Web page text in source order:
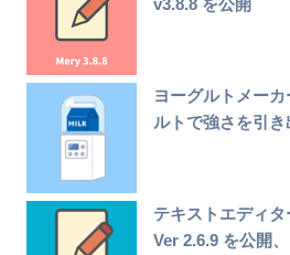
v3.8.8 を公開
ヨーグルトメー
ルトで強さを引
テキストエディ
Ver 2.6.9 を公開